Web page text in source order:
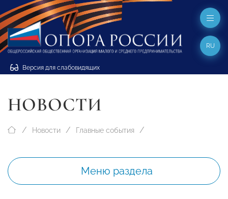
Версия для слабовидящих
RU
НОВОСТИ
Новости Главные события
Меню раздела